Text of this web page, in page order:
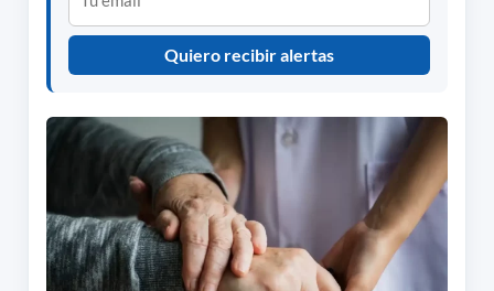
Quiero recibir alertas